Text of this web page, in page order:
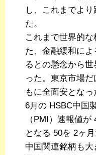
し、これまでよ
た。
これまで世界的
た、金融緩和に
るとの懸念から
った。東京市場
もに全面安となっ
6月の HSBC中国
（PMI）速報値
となる 50を 2ヶ
中国関連銘柄も大